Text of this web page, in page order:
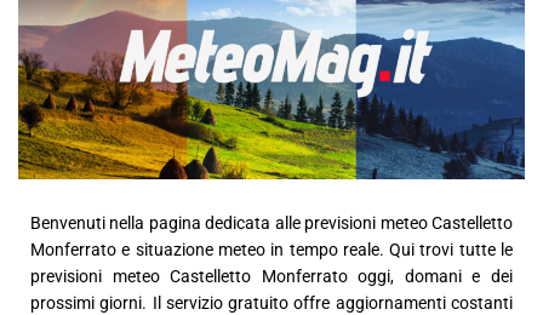
Benvenuti nella pagina dedicata alle previsioni meteo Castelletto
Monferrato e situazione meteo in tempo reale. Qui trovi tutte le
previsioni meteo Castelletto Monferrato oggi, domani e dei
prossimi giorni. Il servizio gratuito offre aggiornamenti costanti